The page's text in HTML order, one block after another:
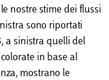
nostre stime dei flussi
sono riportati
a sinistra quelli del
in base al
mostrano le